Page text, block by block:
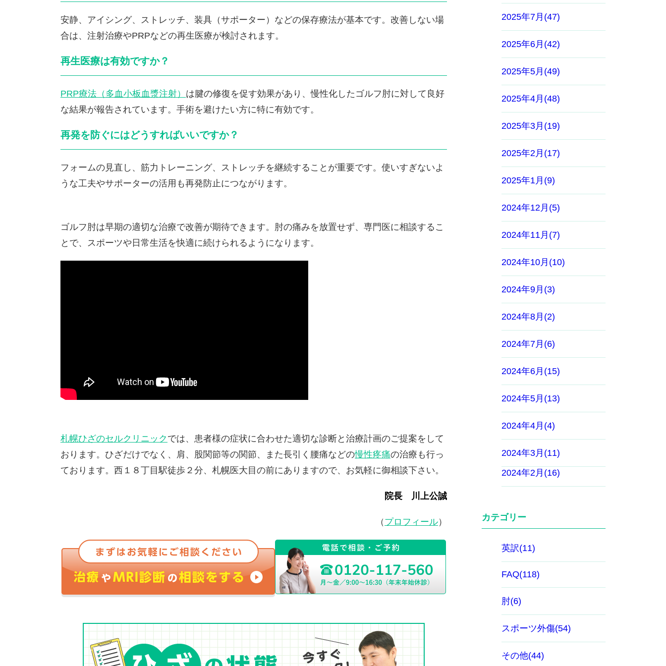
安静、アイシング、ストレッチ、装具（サポーター）などの保存療法が基本です。改善しない場
合は、注射治療やPRPなどの再生医療が検討されます。
再生医療は有効ですか？
PRP療法（多血小板血漿注射） は腱の修復を促す効果があり、慢性化したゴルフ肘に対して良好
な結果が報告されています。手術を避けたい方に特に有効です。
再発を防ぐにはどうすればいいですか？
フォームの見直し、筋力トレーニング、ストレッチを継続することが重要です。使いすぎないよ
うな工夫やサポーターの活用も再発防止につながります。
ゴルフ肘は早期の適切な治療で改善が期待できます。肘の痛みを放置せず、専門医に相談するこ
とで、スポーツや日常生活を快適に続けられるようになります。
札幌ひざのセルクリニック では、患者様の症状に合わせた適切な診断と治療計画のご提案をして
おります。ひざだけでなく、肩、股関節等の関節、また長引く腰痛などの慢性疼痛の治療も行っ
ております。西１８丁目駅徒歩２分、札幌医大目の前にありますので、お気軽に御相談下さい。
院長 川上公誠
（ プロフィール）
2025年7月(47)
2025年6月(42)
2025年5月(49)
2025年4月(48)
2025年3月(19)
2025年2月(17)
2025年1月(9)
2024年12月(5)
2024年11月(7)
2024年10月(10)
2024年9月(3)
2024年8月(2)
2024年7月(6)
2024年6月(15)
2024年5月(13)
2024年4月(4)
2024年3月(11)
2024年2月(16)
カテゴリー
英訳(11)
FAQ(118)
肘(6)
スポーツ外傷(54)
その他(44)